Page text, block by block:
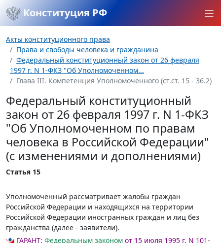
Конституция РФ
Акты конституционного права
Права и свободы человека и гражданина
Федеральный конституционный закон от 26 февраля
1997 г. N 1-ФКЗ "Об Уполномоченном...
Глава III. Компетенция Уполномоченного (ст.ст. 15 - 36.2)
Федеральный конституционный
закон от 26 февраля 1997 г. N 1-ФКЗ
"Об Уполномоченном по правам
человека в Российской Федерации"
(с изменениями и дополнениями)
Статья 15
Уполномоченный рассматривает жалобы граждан
Российской Федерации и находящихся на территории
Российской Федерации иностранных граждан и лиц без
гражданства (далее - заявители).
ГАРАНТ: Федеральным законом от 15 июля 1995 г. N 101-